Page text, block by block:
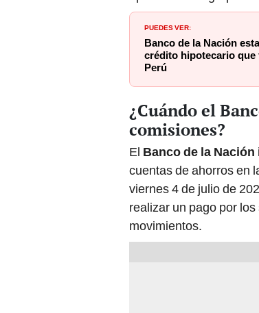
crédito hipotecario que
Perú
¿Cuándo el
comisiones?
Banco de la Nación
viernes 4 de julio de
realizar un pago por
movimientos.